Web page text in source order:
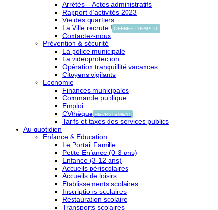
Arrêtés – Actes administratifs
Rapport d’activités 2023
Vie des quartiers
La Ville recrute ! OFFRES D'EMPLOI
Contactez-nous
Prévention & sécurité
La police municipale
La vidéoprotection
Opération tranquillité vacances
Citoyens vigilants
Economie
Finances municipales
Commande publique
Emploi
CVthèque RECRUTEMENT
Tarifs et taxes des services publics
Au quotidien
Enfance & Education
Le Portail Famille
Petite Enfance (0-3 ans)
Enfance (3-12 ans)
Accueils périscolaires
Accueils de loisirs
Etablissements scolaires
Inscriptions scolaires
Restauration scolaire
Transports scolaires